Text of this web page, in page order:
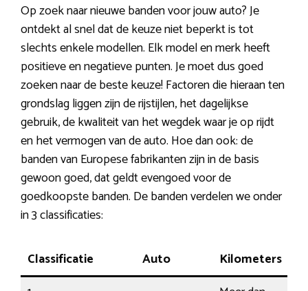
Op zoek naar nieuwe banden voor jouw auto? Je
ontdekt al snel dat de keuze niet beperkt is tot
slechts enkele modellen. Elk model en merk heeft
positieve en negatieve punten. Je moet dus goed
zoeken naar de beste keuze! Factoren die hieraan ten
grondslag liggen zijn de rijstijlen, het dagelijkse
gebruik, de kwaliteit van het wegdek waar je op rijdt
en het vermogen van de auto. Hoe dan ook: de
banden van Europese fabrikanten zijn in de basis
gewoon goed, dat geldt evengoed voor de
goedkoopste banden. De banden verdelen we onder
in 3 classificaties:
Classificatie Auto Kilometers